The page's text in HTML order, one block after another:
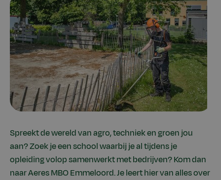
Spreekt de wereld van agro, techniek en groen jou
aan? Zoek je een school waarbij je al tijdens je
opleiding volop samenwerkt met bedrijven? Kom dan
naar Aeres MBO Emmeloord. Je leert hier van alles over